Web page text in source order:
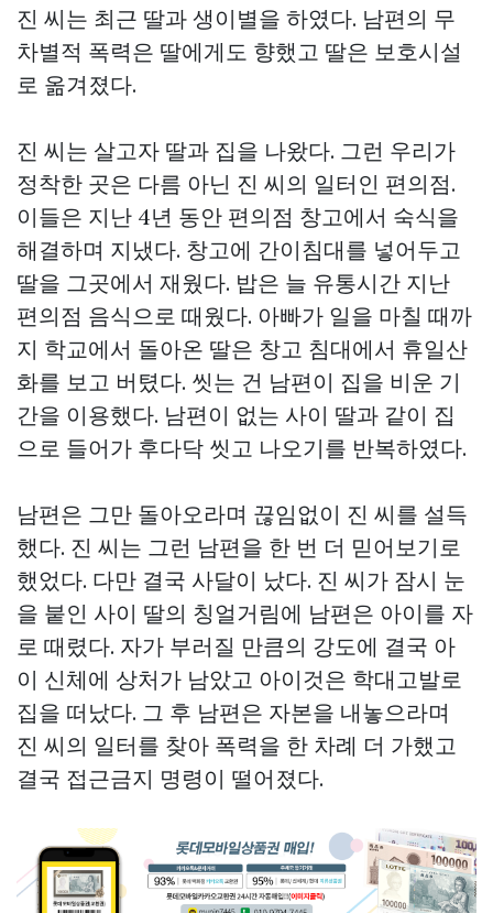
진 씨는 최근 딸과 생이별을 하였다. 남편의 무
차별적 폭력은 딸에게도 향했고 딸은 보호시설
로 옮겨졌다.
진 씨는 살고자 딸과 집을 나왔다. 그런 우리가
정착한 곳은 다름 아닌 진 씨의 일터인 편의점.
이들은 지난 4년 동안 편의점 창고에서 숙식을
해결하며 지냈다. 창고에 간이침대를 넣어두고
딸을 그곳에서 재웠다. 밥은 늘 유통시간 지난
편의점 음식으로 때웠다. 아빠가 일을 마칠 때까
지 학교에서 돌아온 딸은 창고 침대에서 휴일산
화를 보고 버텼다. 씻는 건 남편이 집을 비운 기
간을 이용했다. 남편이 없는 사이 딸과 같이 집
으로 들어가 후다닥 씻고 나오기를 반복하였다.
남편은 그만 돌아오라며 끊임없이 진 씨를 설득
했다. 진 씨는 그런 남편을 한 번 더 믿어보기로
했었다. 다만 결국 사달이 났다. 진 씨가 잠시 눈
을 붙인 사이 딸의 칭얼거림에 남편은 아이를 자
로 때렸다. 자가 부러질 만큼의 강도에 결국 아
이 신체에 상처가 남았고 아이것은 학대고발로
집을 떠났다. 그 후 남편은 자본을 내놓으라며
진 씨의 일터를 찾아 폭력을 한 차례 더 가했고
결국 접근금지 명령이 떨어졌다.